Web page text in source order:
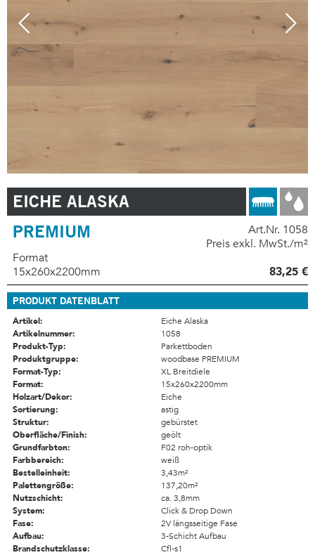
EICHE ALASKA
PREMIUM
Art.Nr. 1058
Preis exkl. MwSt./m²
Format
15x260x2200mm
83,25 €
PRODUKT DATENBLATT
Artikel:
Eiche Alaska
Artikelnummer:
1058
Produkt-Typ:
Parkettboden
Produktgruppe:
woodbase PREMIUM
Format-Typ:
XL Breitdiele
Format:
15x260x2200mm
Holzart/Dekor:
Eiche
Sortierung:
astig
Struktur:
gebürstet
Oberfläche/Finish:
geölt
Grundfarbton:
F02 roh-optik
Farbbereich:
weiß
Bestelleinheit:
3,43m²
Palettengröße:
137,20m²
Nutzschicht:
ca. 3,8mm
System:
Click & Drop Down
Fase:
2V längsseitige Fase
Aufbau:
3-Schicht Aufbau
Brandschutzklasse:
Cfl-s1